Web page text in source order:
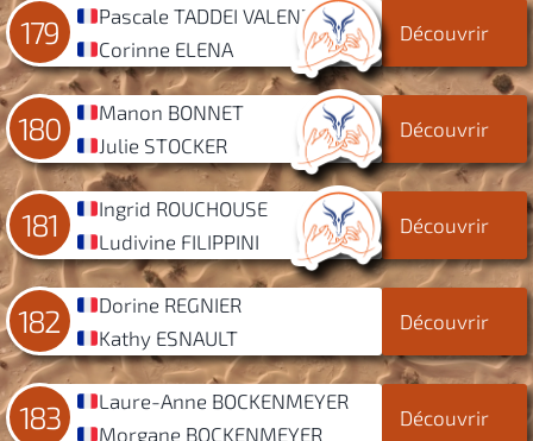
179
Pascale TADDEI VALENZA
Corinne ELENA
Découvrir
180
Manon BONNET
Julie STOCKER
Découvrir
181
Ingrid ROUCHOUSE
Ludivine FILIPPINI
Découvrir
182
Dorine REGNIER
Kathy ESNAULT
Découvrir
183
Laure-Anne BOCKENMEYER
Morgane BOCKENMEYER
Découvrir